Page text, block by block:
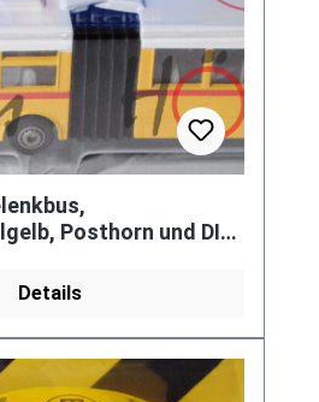
Posthorn und DIE
Details